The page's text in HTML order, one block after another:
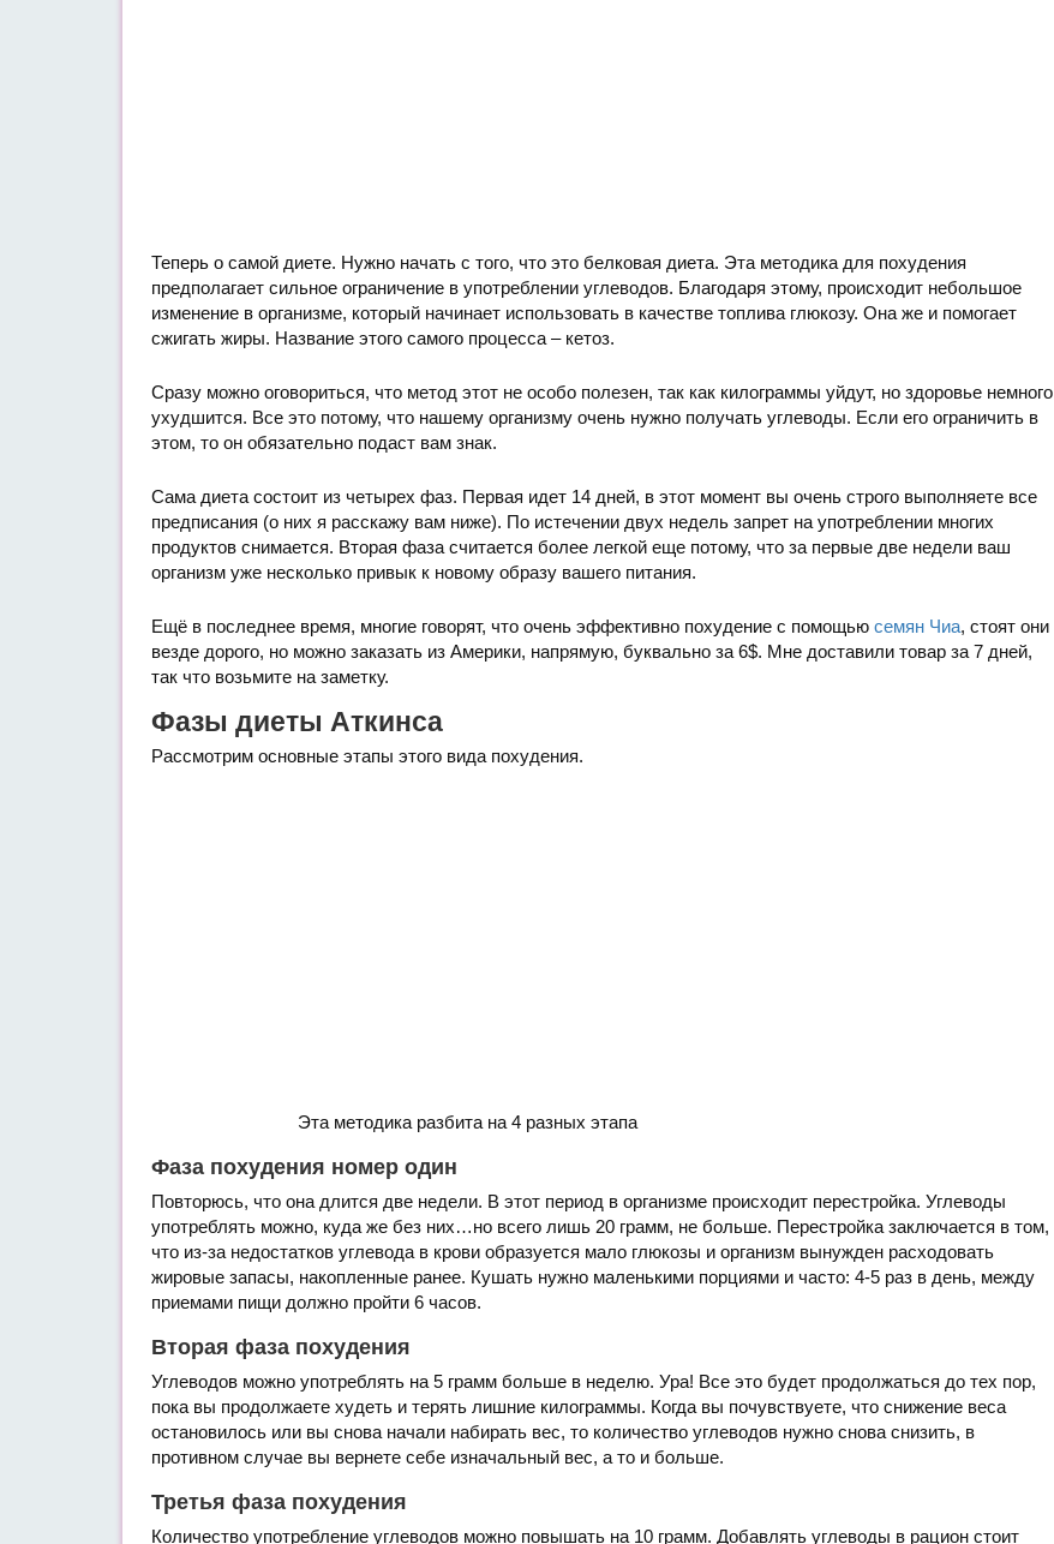
Теперь о самой диете. Нужно начать с того, что это белковая диета. Эта методика для похудения
предполагает сильное ограничение в употреблении углеводов. Благодаря этому, происходит небольшое
изменение в организме, который начинает использовать в качестве топлива глюкозу. Она же и помогает
сжигать жиры. Название этого самого процесса – кетоз.
Сразу можно оговориться, что метод этот не особо полезен, так как килограммы уйдут, но здоровье немного
ухудшится. Все это потому, что нашему организму очень нужно получать углеводы. Если его ограничить в
этом, то он обязательно подаст вам знак.
Сама диета состоит из четырех фаз. Первая идет 14 дней, в этот момент вы очень строго выполняете все
предписания (о них я расскажу вам ниже). По истечении двух недель запрет на употреблении многих
продуктов снимается. Вторая фаза считается более легкой еще потому, что за первые две недели ваш
организм уже несколько привык к новому образу вашего питания.
Ещё в последнее время, многие говорят, что очень эффективно похудение с помощью семян Чиа, стоят они
везде дорого, но можно заказать из Америки, напрямую, буквально за 6$. Мне доставили товар за 7 дней,
так что возьмите на заметку.
Фазы диеты Аткинса
Рассмотрим основные этапы этого вида похудения.
Эта методика разбита на 4 разных этапа
Фаза похудения номер один
Повторюсь, что она длится две недели. В этот период в организме происходит перестройка. Углеводы
употреблять можно, куда же без них…но всего лишь 20 грамм, не больше. Перестройка заключается в том,
что из-за недостатков углевода в крови образуется мало глюкозы и организм вынужден расходовать
жировые запасы, накопленные ранее. Кушать нужно маленькими порциями и часто: 4-5 раз в день, между
приемами пищи должно пройти 6 часов.
Вторая фаза похудения
Углеводов можно употреблять на 5 грамм больше в неделю. Ура! Все это будет продолжаться до тех пор,
пока вы продолжаете худеть и терять лишние килограммы. Когда вы почувствуете, что снижение веса
остановилось или вы снова начали набирать вес, то количество углеводов нужно снова снизить, в
противном случае вы вернете себе изначальный вес, а то и больше.
Третья фаза похудения
Количество употребление углеводов можно повышать на 10 грамм. Добавлять углеводы в рацион стоит